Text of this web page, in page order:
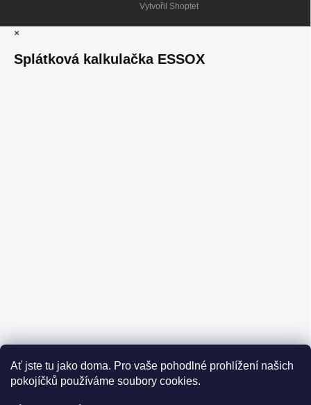
Ať jste tu jako doma. Pro vaše pohodlné prohlížení našich
pokojíčků používáme soubory cookies.
Vytvořil Shoptet
×
Splátková kalkulačka ESSOX